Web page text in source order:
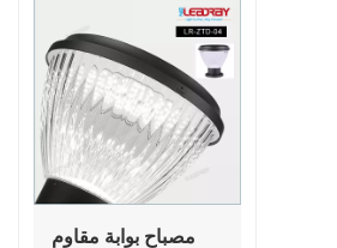
مصباح بوابة مقاوم